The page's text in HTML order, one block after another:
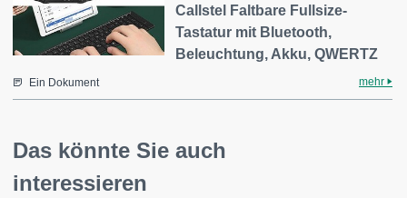
Callstel Faltbare Fullsize-
Tastatur mit Bluetooth,
Beleuchtung, Akku, QWERTZ
Ein Dokument mehr
Das könnte Sie auch
interessieren